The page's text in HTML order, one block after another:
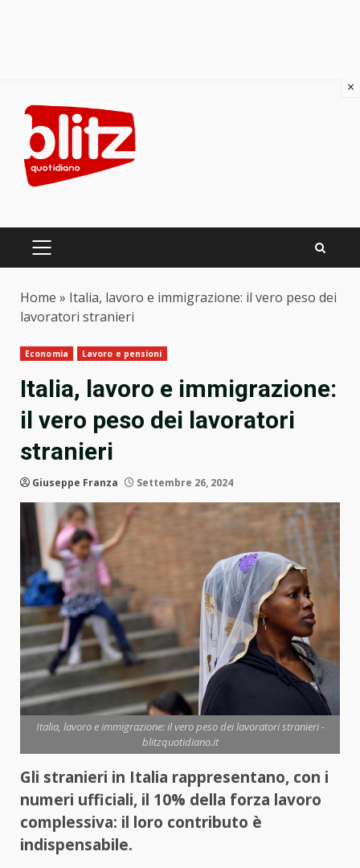
content
PRIMARY
Home » Italia, lavoro e immigrazione: il vero peso dei
lavoratori stranieri
Economia Lavoro e pensioni
Italia, lavoro e immigrazione:
il vero peso dei lavoratori
stranieri
Giuseppe Franza Settembre 26, 2024
Italia, lavoro e immigrazione: il vero peso dei lavoratori stranieri -
blitzquotidiano.it
Gli stranieri in Italia rappresentano, con i
numeri ufficiali, il 10% della forza lavoro
complessiva: il loro contributo è
indispensabile.
×